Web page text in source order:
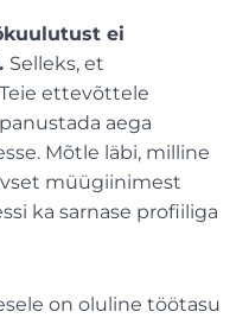
ei
Selleks, et
ettevõttele
aega
Mõtle läbi, milline
müügiinimest
ka sarnase profiiliga
on oluline töötasu